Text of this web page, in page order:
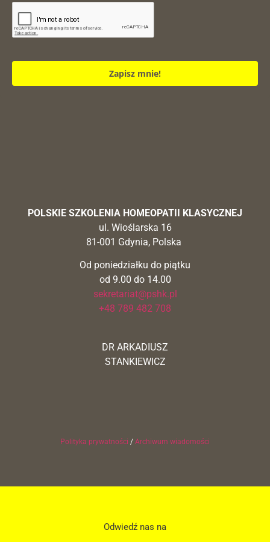
Zapisz mnie!
POLSKIE SZKOLENIA HOMEOPATII KLASYCZNEJ
ul. Wioślarska 16
81-001 Gdynia, Polska
Od poniedziałku do piątku
od 9.00 do 14.00
sekretariat@pshk.pl
+48 789 482 708
DR ARKADIUSZ
STANKIEWICZ
Polityka prywatności / Archiwum wiadomości
Odwiedź nas na